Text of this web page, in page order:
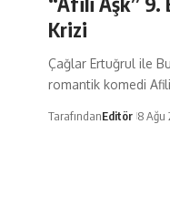
Krizi
Çağlar Ertuğrul ile
romantik komedi Afili
TarafındanEditör 8 Ağu